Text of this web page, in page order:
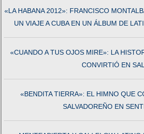
«LA HABANA 2012»: FRANCISCO
UN VIAJE A CUBA EN UN ÁLBUM DE
«CUANDO A TUS OJOS MIRE»: LA
CONVIRTIÓ EN
«BENDITA TIERRA»: EL HIMNO QUE
SALVADOREÑO EN